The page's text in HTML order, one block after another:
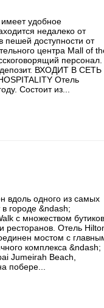
имеет удобное
недалеко от
пешей доступности от
центра Mall of
депозит. ВХОДИТ В СЕТЬ
Отель
Состоит из...
вдоль одного из самых
городе &ndash;
с множеством бутиков,
ресторанов. Отель
мостом с
комплекса &ndash;
Jumeirah Beach,
побере...